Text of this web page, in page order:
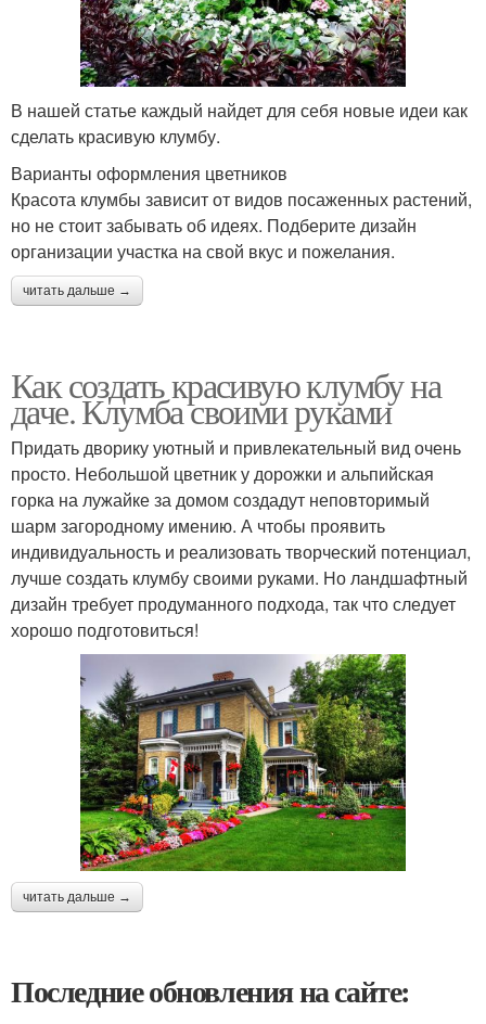
В нашей статье каждый найдет для себя новые идеи как
сделать красивую клумбу.
Варианты оформления цветников
Красота клумбы зависит от видов посаженных растений,
но не стоит забывать об идеях. Подберите дизайн
организации участка на свой вкус и пожелания.
читать дальше →
Как создать красивую клумбу на
даче. Клумба своими руками
Придать дворику уютный и привлекательный вид очень
просто. Небольшой цветник у дорожки и альпийская
горка на лужайке за домом создадут неповторимый
шарм загородному имению. А чтобы проявить
индивидуальность и реализовать творческий потенциал,
лучше создать клумбу своими руками. Но ландшафтный
дизайн требует продуманного подхода, так что следует
хорошо подготовиться!
читать дальше →
Последние обновления на сайте: